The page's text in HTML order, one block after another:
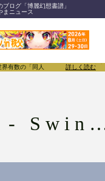
ブログ「博麗幻想書譜」
まニュース
有数の「同人」たちがあふれる東
詳しく読む
Syndicate